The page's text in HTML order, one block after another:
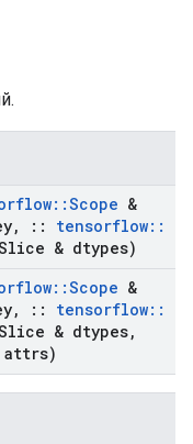
::Scope &
, :: tensorflow::
& dtypes)
::Scope &
, :: tensorflow::
& dtypes,
attrs)